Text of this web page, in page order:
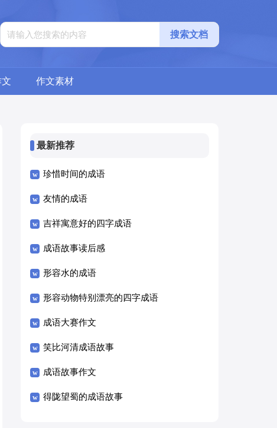
搜索文档
作文素材
最新推荐
珍惜时间的成语
友情的成语
吉祥寓意好的四字成语
成语故事读后感
形容水的成语
形容动物特别漂亮的四字成语
成语大赛作文
笑比河清成语故事
成语故事作文
得陇望蜀的成语故事